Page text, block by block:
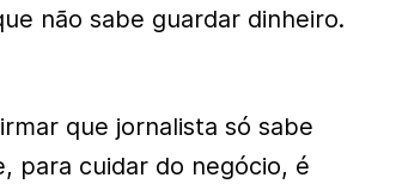
não sabe guardar dinheiro.
que jornalista só sabe
para cuidar do negócio, é